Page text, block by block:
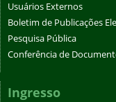
Usuários Externos
Boletim de Publicações
Pesquisa Pública
Conferência de
Ingresso